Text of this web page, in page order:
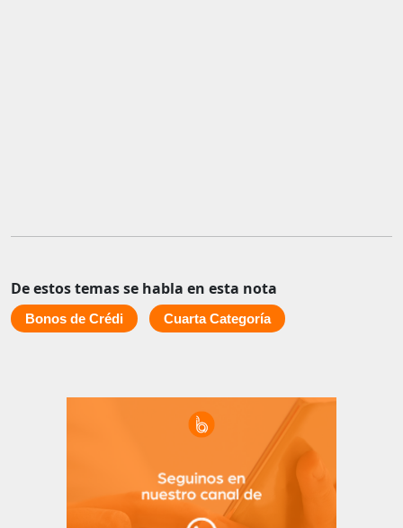
De estos temas se habla en esta nota
Bonos de Crédi Cuarta Categoría